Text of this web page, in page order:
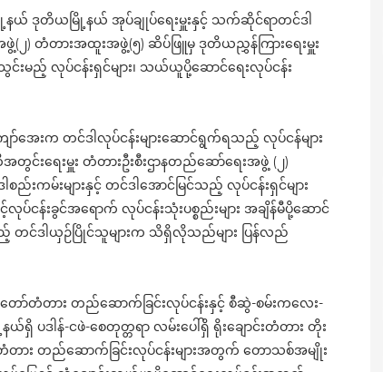
နယ် ဒုတိယမြို့နယ် အုပ်ချုပ်ရေးမှူးနှင့် သက်ဆိုင်ရာတင်ဒါ
ဖွဲ့(၂) တံတားအထူးအဖွဲ့(၅) ဆိပ်ဖြူမှ ဒုတိယညွှန်ကြားရေးမှူး
မည့် လုပ်ငန်းရှင်များ၊ သယ်ယူပို့ဆောင်ရေးလုပ်ငန်း
ာ်အေးက တင်ဒါလုပ်ငန်းများဆောင်ရွက်ရသည့် လုပ်ငန်များ
အတွင်းရေးမှူး တံတားဦးစီးဌာနတည်ဆော်ရေးအဖွဲ့ (၂)
းကမ်းများနှင့် တင်ဒါအောင်မြင်သည့် လုပ်ငန်းရှင်များ
ငန်းခွင်အရောက် လုပ်ငန်းသုံးပစ္စည်းများ အချိန်မီပို့ဆောင်
သည့် တင်ဒါယှဉ်ပြိုင်သူများက သိရှိလိုသည်များ ပြန်လည်
ော်တံတား တည်ဆောက်ခြင်းလုပ်ငန်းနှင့် စီဆွဲ-စမ်းကလေး-
ပဒါန်-ငဖဲ-စေတုတ္တရာ လမ်းပေါ်ရှိ ရိုးချောင်းတံတား တိုး
တံတား တည်ဆောက်ခြင်းလုပ်ငန်းများအတွက် တောသစ်အမျိုး